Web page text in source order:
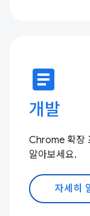
article
개발
Chrome 확장
알아보세요.
자세히